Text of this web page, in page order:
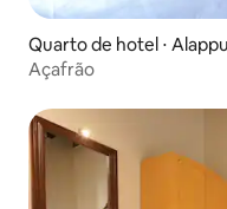
Quarto de hotel ⋅
Açafrão